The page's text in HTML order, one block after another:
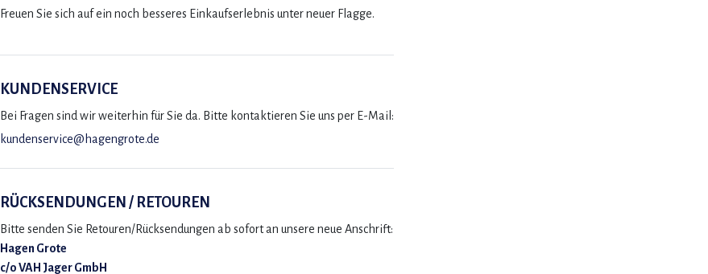
Freuen Sie sich auf ein noch besseres Einkaufserlebnis unter neuer Flagge.
KUNDENSERVICE
Bei Fragen sind wir weiterhin für Sie da. Bitte kontaktieren Sie uns per E-Mail:
kundenservice@hagengrote.de
RÜCKSENDUNGEN / RETOUREN
Bitte senden Sie Retouren/Rücksendungen ab sofort an unsere neue Anschrift:
Hagen Grote
c/o VAH Jager GmbH